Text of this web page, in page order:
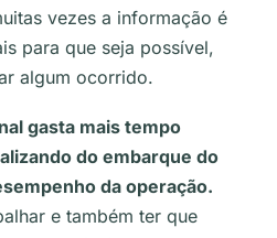
vezes a informação é
para que seja possível,
algum ocorrido.
gasta mais tempo
do embarque do
da operação.
e também ter que